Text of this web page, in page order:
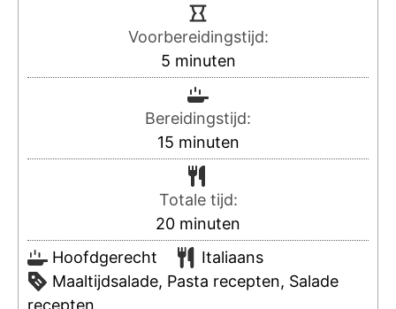
Voorbereidingstijd:
5 minuten
Bereidingstijd:
15 minuten
Totale tijd:
20 minuten
Hoofdgerecht
Italiaans
Maaltijdsalade, Pasta recepten, Salade
recepten